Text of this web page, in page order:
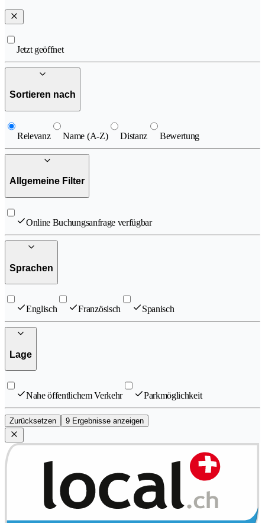
Jetzt geöffnet
Sortieren nach
Relevanz Name (A-Z) Distanz Bewertung
Allgemeine Filter
Online Buchungsanfrage verfügbar
Sprachen
Englisch Französisch Spanisch
Lage
Nahe öffentlichem Verkehr Parkmöglichkeit
Zurücksetzen 9 Ergebnisse anzeigen